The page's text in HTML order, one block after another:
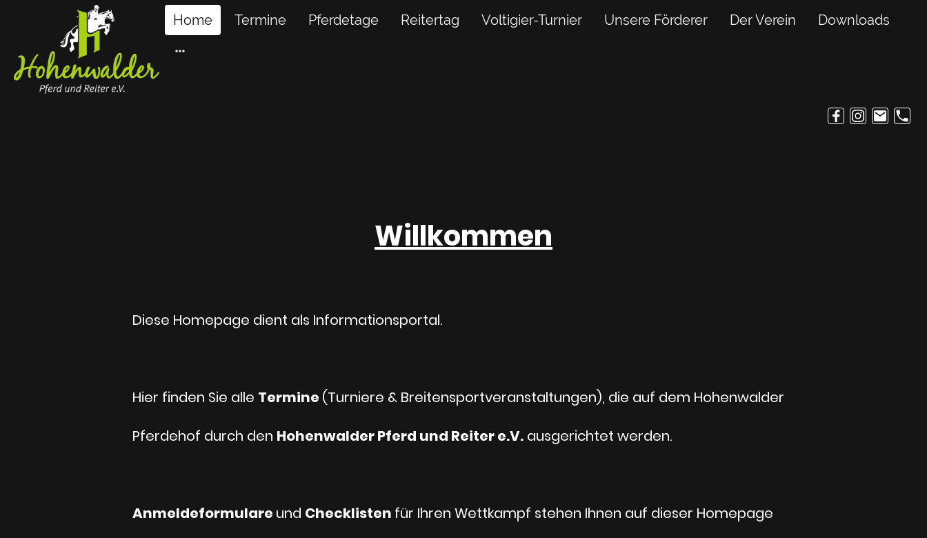
Home Termine Pferdetage Reitertag Voltigier-Turnier Unsere Förderer Der Verein Downloads
Willkommen
Diese Homepage dient als Informationsportal.
Hier finden Sie alle Termine (Turniere & Breitensportveranstaltungen), die auf dem Hohenwalder
Pferdehof durch den Hohenwalder Pferd und Reiter e.V. ausgerichtet werden.
Anmeldeformulare und Checklisten für Ihren Wettkampf stehen Ihnen auf dieser Homepage